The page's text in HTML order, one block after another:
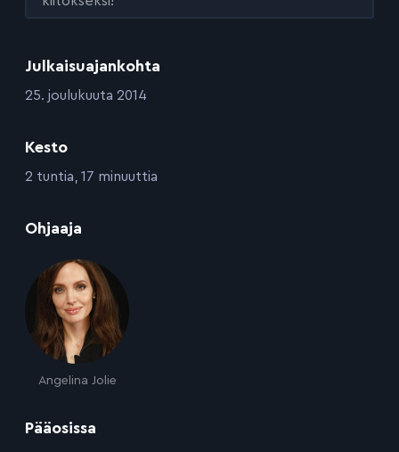
Julkaisuajankohta
:25. joulukuuta 2014
Kesto
:2 tuntia, 17 minuuttia
Ohjaaja
Angelina Jolie
Pääosissa